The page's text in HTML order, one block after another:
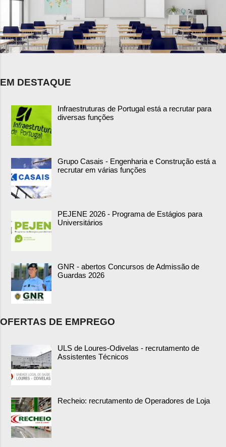
EM DESTAQUE
Infraestruturas de Portugal está a recrutar para
diversas funções
Grupo Casais - Engenharia e Construção está a
recrutar em várias funções
PEJENE 2026 - Programa de Estágios para
Universitários
GNR - abertos Concursos de Admissão de
Guardas 2026
OFERTAS DE EMPREGO
ULS de Loures-Odivelas - recrutamento de
Assistentes Técnicos
Recheio: recrutamento de Operadores de Loja